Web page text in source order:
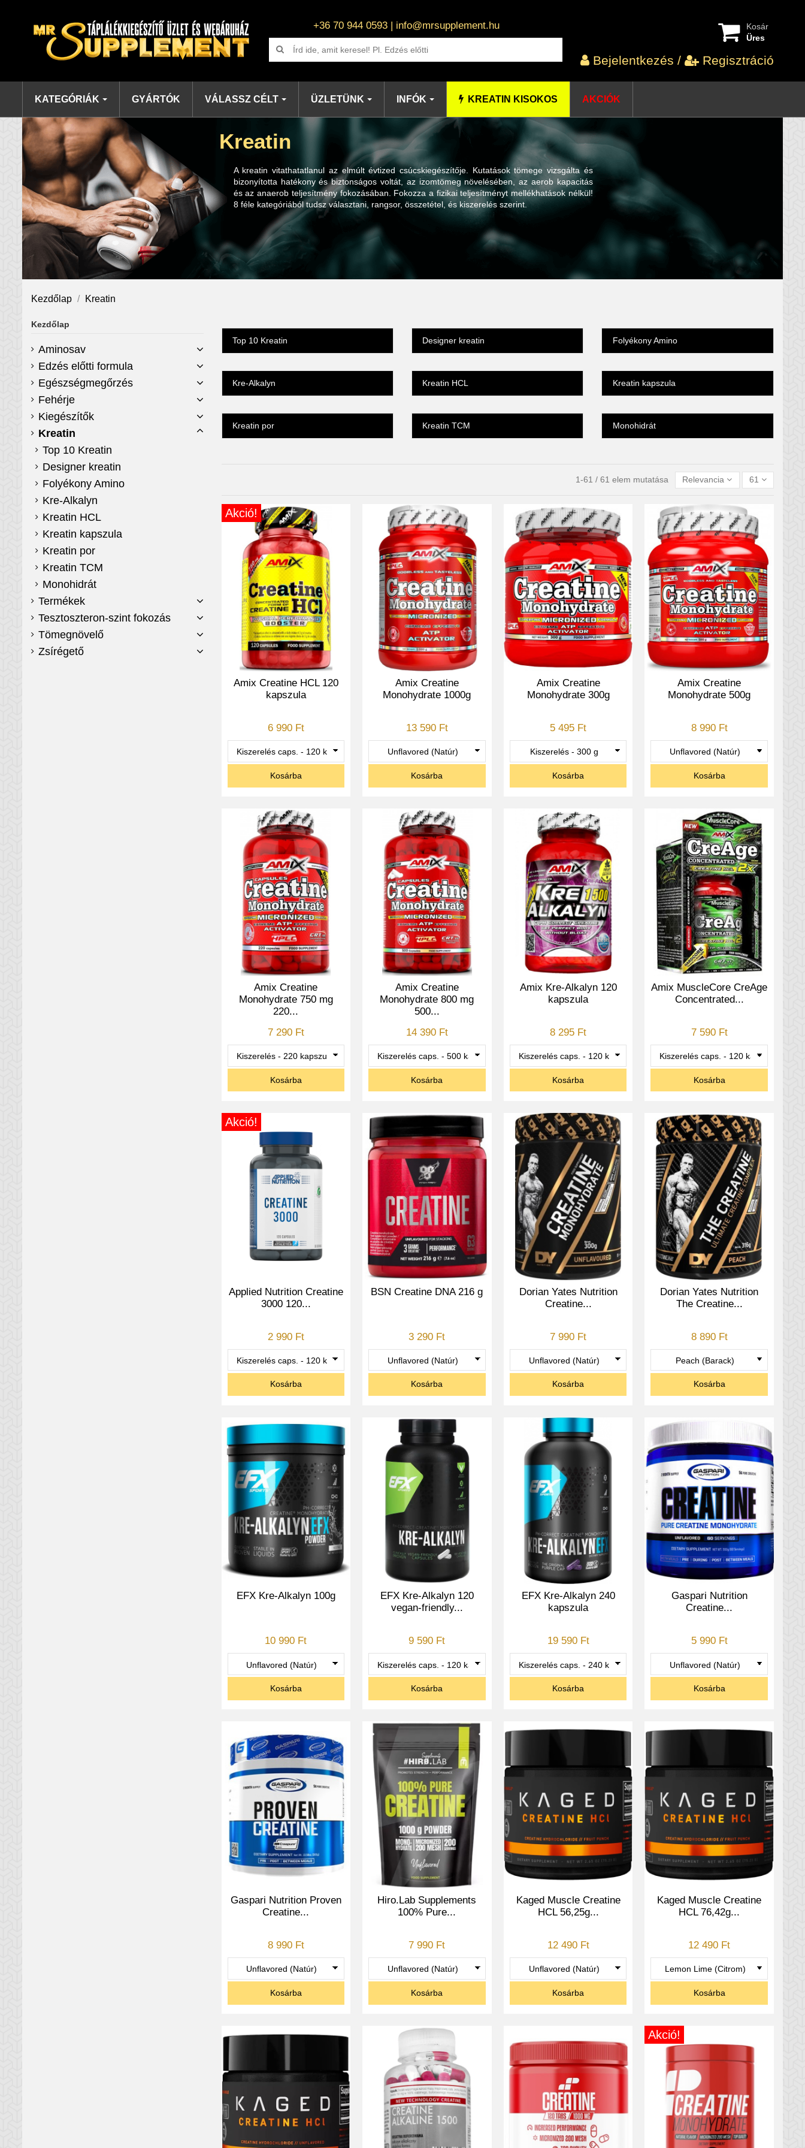
+36 70 944 0593 | info@mrsupplement.hu
Kosár
Üres
Bejelentkezés / Regisztráció
KATEGÓRIÁK GYÁRTÓK VÁLASSZ CÉLT ÜZLETÜNK INFÓK KREATIN KISOKOS AKCIÓK
Kreatin
A kreatin vitathatatlanul az elmúlt évtized csúcskiegészítője. Kutatások tömege vizsgálta és
bizonyította hatékony és biztonságos voltát, az izomtömeg növelésében, az aerob kapacitás
és az anaerob teljesítmény fokozásában. Fokozza a fizikai teljesítményt mellékhatások nélkül!
8 féle kategóriából tudsz választani, rangsor, összetétel, és kiszerelés szerint.
Kezdőlap Kreatin
Top 10 Kreatin Designer kreatin Folyékony Amino
Kre-Alkalyn Kreatin HCL Kreatin kapszula
Kreatin por Kreatin TCM Monohidrát
1-61 / 61 elem mutatása Relevancia 61
Akció!
Amix Creatine HCL 120
kapszula
6 990 Ft
Kosárba
Amix Creatine
Monohydrate 1000g
13 590 Ft
Kosárba
Amix Creatine
Monohydrate 300g
5 495 Ft
Kosárba
Amix Creatine
Monohydrate 500g
8 990 Ft
Kosárba
Amix Creatine
Monohydrate 750 mg
220...
7 290 Ft
Kosárba
Amix Creatine
Monohydrate 800 mg
500...
14 390 Ft
Kosárba
Amix Kre-Alkalyn 120
kapszula
8 295 Ft
Kosárba
Amix MuscleCore CreAge
Concentrated...
7 590 Ft
Kosárba
Akció!
Applied Nutrition Creatine
3000 120...
2 990 Ft
Kosárba
BSN Creatine DNA 216 g
3 290 Ft
Kosárba
Dorian Yates Nutrition
Creatine...
7 990 Ft
Kosárba
Dorian Yates Nutrition
The Creatine...
8 890 Ft
Kosárba
EFX Kre-Alkalyn 100g
10 990 Ft
Kosárba
EFX Kre-Alkalyn 120
vegan-friendly...
9 590 Ft
Kosárba
EFX Kre-Alkalyn 240
kapszula
19 590 Ft
Kosárba
Gaspari Nutrition
Creatine...
5 990 Ft
Kosárba
Gaspari Nutrition Proven
Creatine...
8 990 Ft
Kosárba
Hiro.Lab Supplements
100% Pure...
7 990 Ft
Kosárba
Kaged Muscle Creatine
HCL 56,25g...
12 490 Ft
Kosárba
Kaged Muscle Creatine
HCL 76,42g...
12 490 Ft
Kosárba
Akció!
Kezdőlap
Aminosav
Edzés előtti formula
Egészségmegőrzés
Fehérje
Kiegészítők
Kreatin
Top 10 Kreatin
Designer kreatin
Folyékony Amino
Kre-Alkalyn
Kreatin HCL
Kreatin kapszula
Kreatin por
Kreatin TCM
Monohidrát
Termékek
Tesztoszteron-szint fokozás
Tömegnövelő
Zsírégető